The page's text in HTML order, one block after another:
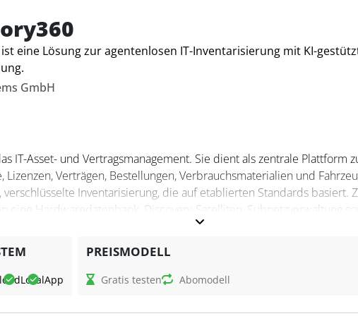
eine strukturierte und revisionssichere Inventarverwaltung umsetzen.
eine Lösung zur agentenlosen IT-Inventarisierung mit KI-
GmbH
IT-Asset- und Vertragsmanagement. Sie dient als zentrale Plattform
Verträgen, Bestellungen, Verbrauchsmaterialien und
Inventarisierung, die auf etablierten Standards basiert.
eine Hardwaredatenbank, Discovery-Satelliten, Subnetzverwaltung
erkannt, Verträge rechtskonform verwaltet, Lizenzen geprüft
LokalApp
PREISMODELL
Gratis testen Abomodell